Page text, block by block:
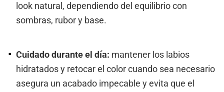
look natural, dependiendo del equilibrio con
sombras, rubor y base.
Cuidado durante el día: mantener los labios
hidratados y retocar el color cuando sea necesario
asegura un acabado impecable y evita que el